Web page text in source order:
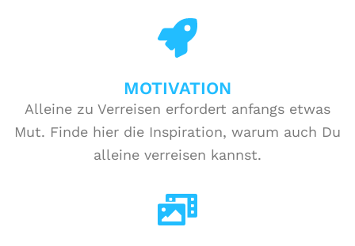
MOTIVATION
Alleine zu Verreisen erfordert anfangs etwas
Mut. Finde hier die Inspiration, warum auch Du
alleine verreisen kannst.